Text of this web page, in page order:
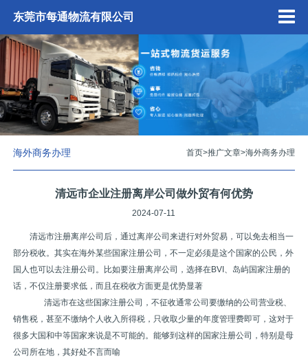
东莞市每通物流有限公司
海外商务办理 首页>推广文章>海外商务办理
清远市企业注册离岸公司做外贸有何优势
2024-07-11
清远市注册离岸公司后，通过离岸公司来进行对外贸易，可以免去相当一
部分税收。其实在海外某些国家注册公司，不一定必须是这个国家的公民，外
国人也可以去注册公司。比如要注册离岸公司，选择在BVI、岛屿国家注册的
话，不仅注册要求低，而且在税收方面更是优势显著
清远市在这些国家注册公司，不征收通常公司要缴纳的公司营业税、
销售税，甚至不缴纳个人收入所得税，只收取少量的年度管理费即可，这对于
很多大国和中等国家来说是不可能的。能够到这样的国家注册公司，特别是母
公司所在地，其好处不言而喻